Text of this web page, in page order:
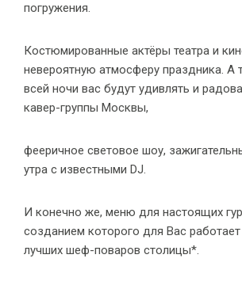
погружения.
Костюмированные актёры театра и
невероятную атмосферу праздника. А
всей ночи вас будут удивлять и
кавер-группы Москвы,
фееричное световое шоу,
утра с известными DJ.
И конечно же, меню для настоящих
созданием которого для Вас
лучших шеф-поваров столицы*.